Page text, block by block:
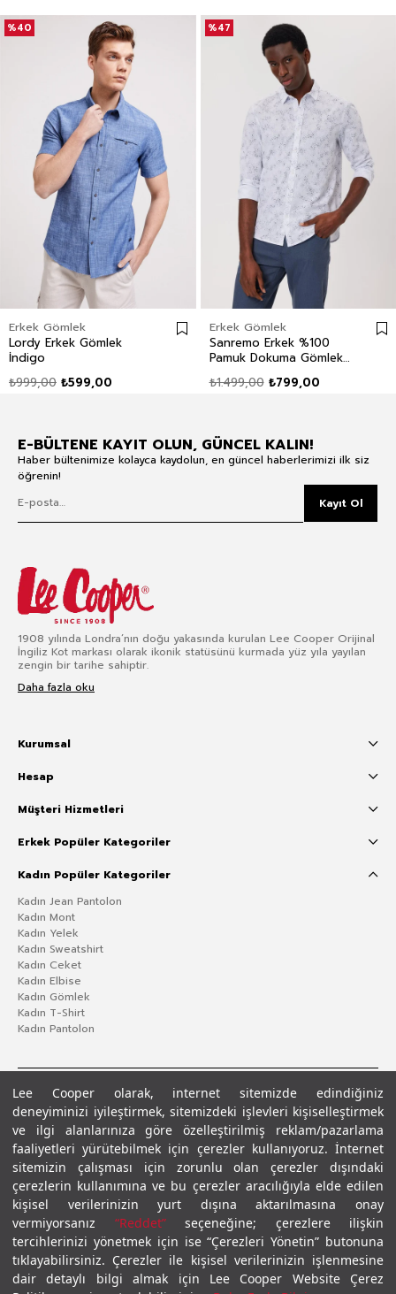
Lee Cooper olarak, internet sitemizde edindiğiniz
deneyiminizi iyileştirmek, sitemizdeki işlevleri kişiselleştirmek
ve ilgi alanlarınıza göre özelleştirilmiş reklam/pazarlama
faaliyetleri yürütebilmek için çerezler kullanıyoruz. İnternet
sitemizin çalışması için zorunlu olan çerezler dışındaki
çerezlerin kullanımına ve bu çerezler aracılığıyla elde edilen
kişisel verilerinizin yurt dışına aktarılmasına onay
vermiyorsanız “Reddet”seçeneğine; çerezlere ilişkin
tercihlerinizi yönetmek için ise “Çerezleri Yönetin” butonuna
tıklayabilirsiniz. Çerezler ile kişisel verilerinizin işlenmesine
dair detaylı bilgi almak için Lee Cooper Website Çerez
Erkek Gömlek
Lordy Erkek Gömlek
İndigo
₺599,00
₺999,00
%40
Erkek Gömlek
Sanremo Erkek %100
Pamuk Dokuma Gömlek
₺799,00
₺1.499,00
%47
E-BÜLTENE KAYIT OLUN, GÜNCEL KALIN!
Haber bültenimize kolayca kaydolun, en güncel haberlerimizi ilk siz
öğrenin!
Kayıt Ol
1908 yılında Londra’nın doğu yakasında kurulan Lee Cooper Orijinal
İngiliz Kot markası olarak ikonik statüsünü kurmada yüz yıla yayılan
zengin bir tarihe sahiptir.
Daha fazla oku
Kurumsal
Hesap
Müşteri Hizmetleri
Erkek Popüler Kategoriler
Kadın Popüler Kategoriler
Kadın Jean Pantolon
Kadın Mont
Kadın Yelek
Kadın Sweatshirt
Kadın Ceket
Kadın Elbise
Kadın Gömlek
Kadın T-Shirt
Kadın Pantolon
Gizlilik PolitikasıÇerez Politikası KVKK Aydınlatma MetniŞartlar ve Koşullar
© 2026 Leecooper - Tüm Hakları Saklıdır.